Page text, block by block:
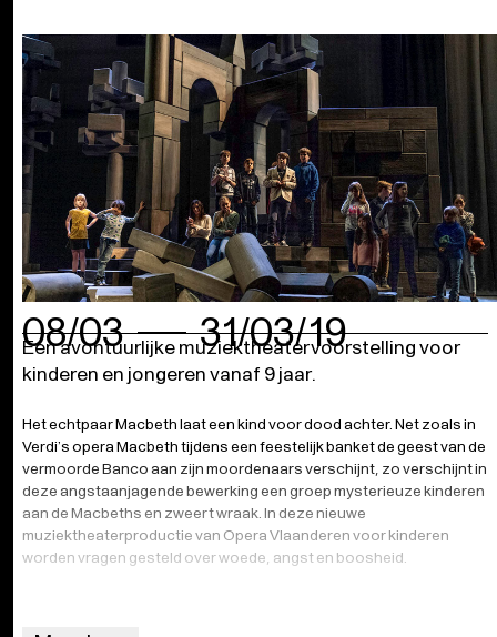
08/03 31/03/19
Een avontuurlijke muziektheatervoorstelling voor
kinderen en jongeren vanaf 9 jaar.
Het echtpaar Macbeth laat een kind voor dood achter. Net zoals in
Verdi’s opera Macbeth tijdens een feestelijk banket de geest van de
vermoorde Banco aan zijn moordenaars verschijnt, zo verschijnt in
deze angstaanjagende bewerking een groep mysterieuze kinderen
aan de Macbeths en zweert wraak. In deze nieuwe
muziektheaterproductie van Opera Vlaanderen voor kinderen
worden vragen gesteld over woede, angst en boosheid.